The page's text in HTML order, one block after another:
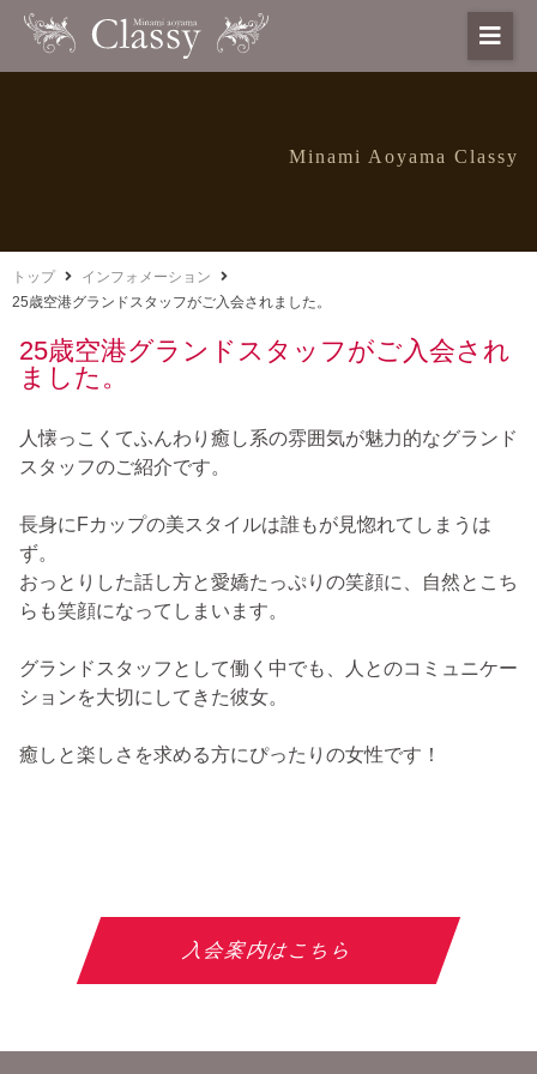
Minami Aoyama Classy
トップ
インフォメーション
25歳空港グランドスタッフがご入会されました。
25歳空港グランドスタッフがご入会され
ました。
人懐っこくてふんわり癒し系の雰囲気が魅力的なグランド
スタッフのご紹介です。
長身にFカップの美スタイルは誰もが見惚れてしまうは
ず。
おっとりした話し方と愛嬌たっぷりの笑顔に、自然とこち
らも笑顔になってしまいます。
グランドスタッフとして働く中でも、人とのコミュニケー
ションを大切にしてきた彼女。
癒しと楽しさを求める方にぴったりの女性です！
入会案内はこちら